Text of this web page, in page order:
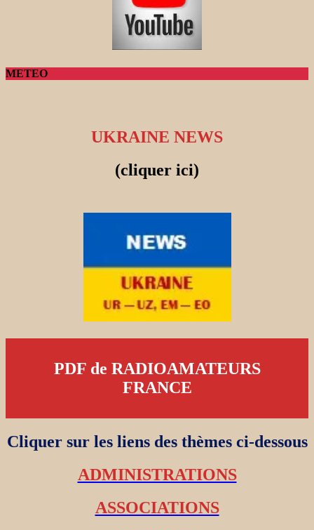
METEO
UKRAINE NEWS
(cliquer ici)
PDF de RADIOAMATEURS
FRANCE
Cliquer sur les liens des thèmes ci-dessous
ADMINISTRATIONS
ASSOCIATIONS